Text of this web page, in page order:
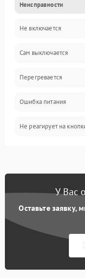
Неисправности
Не включается
Сам выключается
Перегревается
Ошибка питания
Не реагирует на
У Вас
Оставьте заявку,